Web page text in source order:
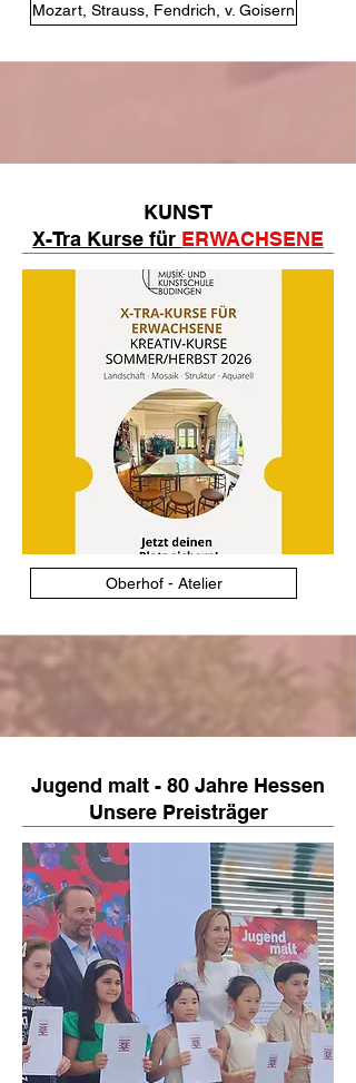
Mozart, Strauss, Fendrich, v. Goisern
KUNST
X-Tra Kurse für ERWACHSENE
Oberhof - Atelier
Jugend malt - 80 Jahre Hessen
Unsere Preisträger